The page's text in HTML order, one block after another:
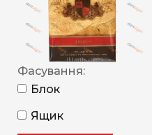
Фасування:
Блок
Ящик